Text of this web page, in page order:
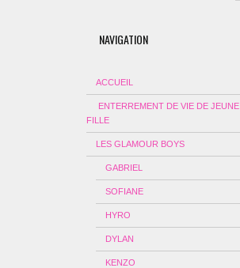
NAVIGATION
ACCUEIL
ENTERREMENT DE VIE DE JEUNE
FILLE
LES GLAMOUR BOYS
GABRIEL
SOFIANE
HYRO
DYLAN
KENZO